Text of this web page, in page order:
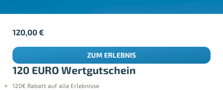
120 EURO Wertgutschein
120€ Rabatt auf alle Erlebnisse
120,00€
ZUM ERLEBNIS